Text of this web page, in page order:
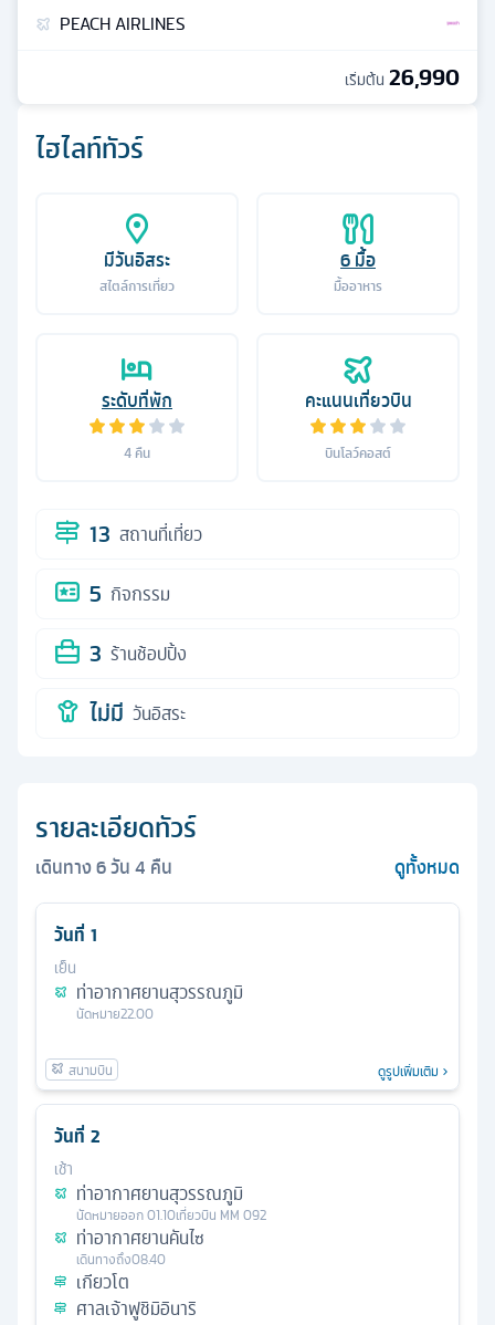
ไฮไลท์ทัวร์
มีวันอิสระ
สไตล์การเที่ยว
6มื้อ
มื้ออาหาร
ระดับที่พัก
4 คืน
คะแนนเที่ยวบิน
บินโลว์คอสต์
13 สถานที่เที่ยว
5 กิจกรรม
3 ร้านช้อปปิ้ง
ไม่มี วันอิสระ
รายละเอียดทัวร์
เดินทาง6วัน4 คืน ดูทั้งหมด
วันที่ 1
เย็น
ท่าอากาศยานสุวรรณภูมิ
นัดหมาย22.00
ดูรูปเพิ่มเติม
วันที่ 2
เช้า
ท่าอากาศยานสุวรรณภูมิ
นัดหมายออก01.10เที่ยวบิน MM 092
ท่าอากาศยานคันไซ
เดินทางถึง08.40
เกียวโต
ศาลเจ้าฟูชิมิอินาริ
PEACH AIRLINES
เริ่มต้น 26,990